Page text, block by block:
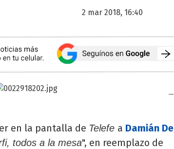
2 mar 2018, 16:40
en la pantalla de Telefe a Damián De
todos a la mesa", en reemplazo de